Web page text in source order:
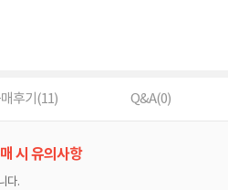
후기(11) Q&A(0)
시 유의사항
다.